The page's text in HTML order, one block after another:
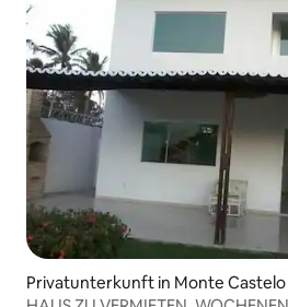
Privatunterkunft in Monte Castelo